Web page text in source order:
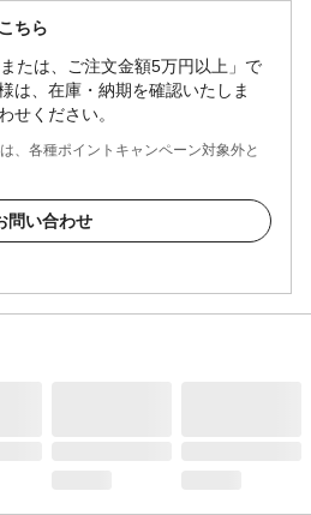
ちら
たは、ご注文金額5万円以上」で
は、在庫・納期を確認いたしま
せください。
、各種ポイントキャンペーン対象外と
問い合わせ